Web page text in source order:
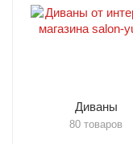
Диваны
80 товаров